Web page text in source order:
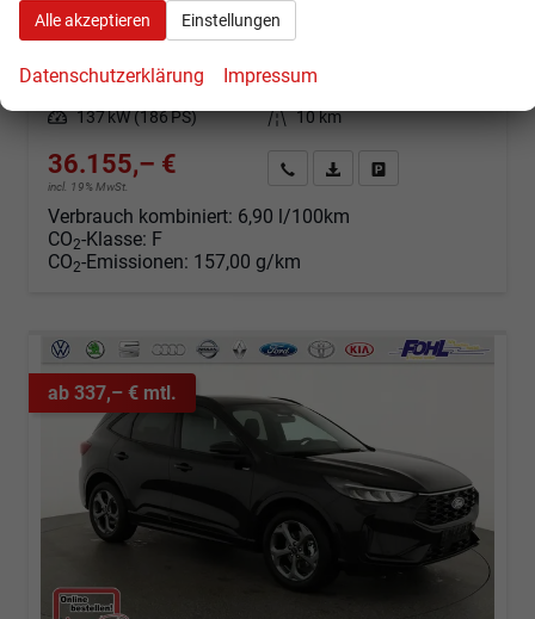
sofort lieferbar Neuwagen
Kraftstoff Benzin Außenfarbe Magnetic Metallic
Leistung 137 kW (186 PS) Kilometerstand 10 km
36.155,– €
incl. 19% MwSt.
Angebot anfordern
Fahrzeugexpose (PDF)
Verbrauch kombiniert: 6,90 l/100km
CO2-Klasse: F
CO2-Emissionen: 157,00 g/km
ab 337,– € mtl.
Alle akzeptieren Einstellungen
Datenschutzerklärung Impressum